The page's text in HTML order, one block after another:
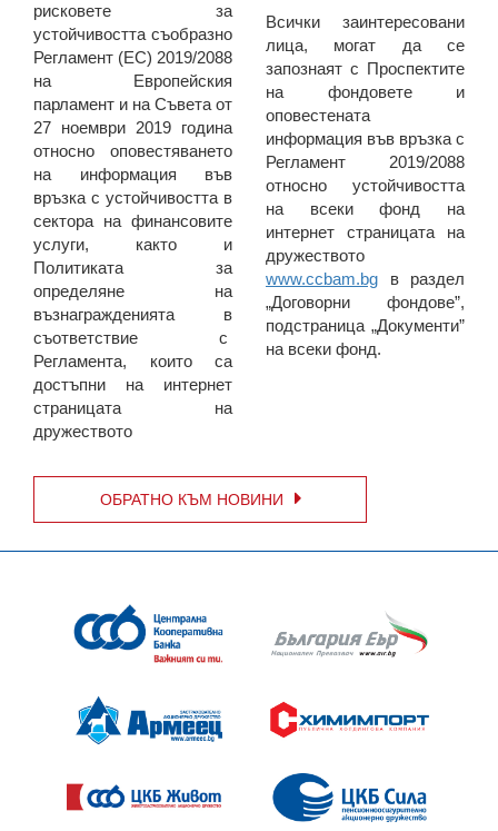
рисковете за
устойчивостта съобразно
Регламент (ЕС) 2019/2088
на Европейския
парламент и на Съвета от
27 ноември 2019 година
относно оповестяването
на информация във
връзка с устойчивостта в
сектора на финансовите
услуги, както и
Политиката за
определяне на
възнагражденията в
съответствие с
Регламента, които са
достъпни на интернет
страницата на
дружеството
Всички заинтересовани
лица, могат да се
запознаят с Проспектите
на фондовете и
оповестената
информация във връзка с
Регламент 2019/2088
относно устойчивостта
на всеки фонд на
интернет страницата на
дружеството
www.ccbam.bg в раздел
„Договорни фондове”,
подстраница „Документи”
на всеки фонд.
ОБРАТНО КЪМ НОВИНИ